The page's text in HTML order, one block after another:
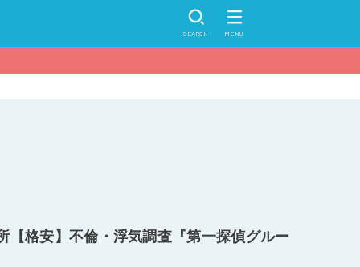
SEARCH MENU
【格安】不倫・浮気調査『第一探偵グルー